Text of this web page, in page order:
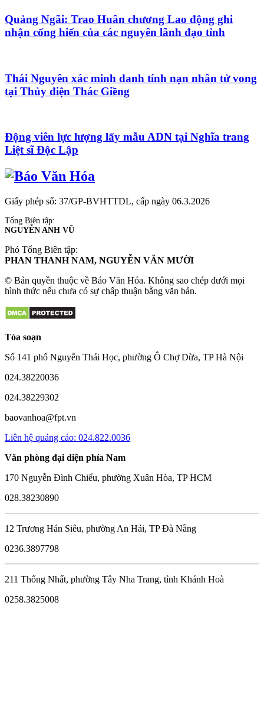
Quảng Ngãi: Trao Huân chương Lao động ghi
nhận cống hiến của các nguyên lãnh đạo tỉnh
Thái Nguyên xác minh danh tính nạn nhân tử vong
tại Thủy điện Thác Giềng
Động viên lực lượng lấy mẫu ADN tại Nghĩa trang
Liệt sĩ Độc Lập
Giấy phép số: 37/GP-BVHTTDL, cấp ngày 06.3.2026
Tổng Biên tập:
NGUYỄN ANH VŨ
Phó Tổng Biên tập:
PHAN THANH NAM, NGUYỄN VĂN MƯỜI
© Bản quyền thuộc về Báo Văn Hóa. Không sao chép dưới mọi
hình thức nếu chưa có sự chấp thuận bằng văn bản.
Tòa soạn
Số 141 phố Nguyễn Thái Học, phường Ô Chợ Dừa, TP Hà Nội
024.38220036
024.38229302
baovanhoa@fpt.vn
Liên hệ quảng cáo: 024.822.0036
Văn phòng đại diện phía Nam
170 Nguyễn Đình Chiểu, phường Xuân Hòa, TP HCM
028.38230890
12 Trương Hán Siêu, phường An Hải, TP Đà Nẵng
0236.3897798
211 Thống Nhất, phường Tây Nha Trang, tỉnh Khánh Hoà
0258.3825008